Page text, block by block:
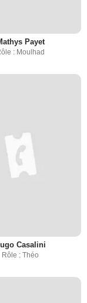
Payet
: Moulhad
Casalini
Rôle : Théo